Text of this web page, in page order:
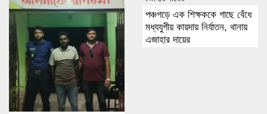
পঞ্চগড়ে এক শিক্ষককে গাছে বেঁধে
মধ্যযুগীয় কায়দায় নির্যাতন, থানায়
এজাহার দায়ের